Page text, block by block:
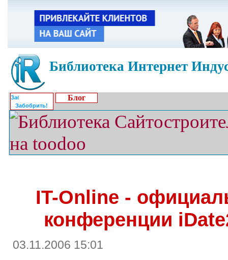
Библиотека Интернет
Забобрить!
Блог
IT-Online -
конференции
03.11.2006 15:01